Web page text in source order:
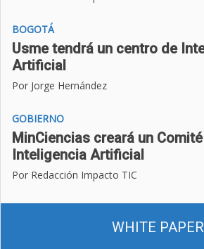
BOGOTÁ
Usme tendrá un centro de
Artificial
Por Jorge Hernández
GOBIERNO
MinCiencias creará un
Inteligencia Artificial
Por Redacción Impacto TIC
WHITE PAPER